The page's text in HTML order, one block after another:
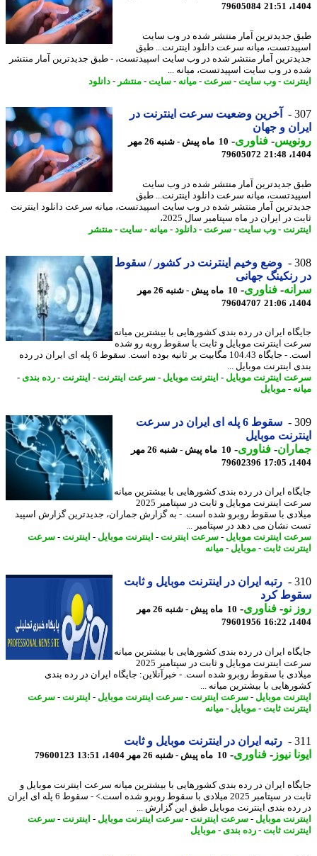
79605084
جدیدترین آمار منتشر شده در وب سایت
میانه سرعت دانلود اینترنت... طبق
آمار منتشر شده در وب سایت اسپیدتست، - طبق جدیدترین آمار منتشر
در وب سایت اسپیدتست، میانه ...
-وب سایت-سرعت -میانه-سایت-منتشر-دانلود
آخرین وضعیت سرعت اینترنت در
و جهان
-فناوری-
10 ماه پیش - شنبه 26 مهر
79605072
جدیدترین آمار منتشر شده در وب سایت
میانه سرعت دانلود اینترنت... طبق
آمار منتشر شده در وب سایت اسپیدتست، میانه سرعت دانلود اینترنت
در ایران در ماه سپتامبر سال 2025،
-وب سایت-سرعت -دانلود -میانه-سایت-منتشر
وضع وخیم اینترنت در کشور / سقوط
رنکینگ جهانی
- فناوری-
10 ماه پیش - شنبه 26 مهر
79604707
ایران در رده بندی کشورهایی با بیشترین میانه
اینترنت موبایل و ثابت با سقوط روبه رو شده
است. - جایگاه 104.43 مگابیت بر ثانیه بوده است. سقوط 6 پله ای ایران در رده
اینترنت موبایل ...
اینترنت موبایل-اینترنت موبایل-سرعت اینترنت-اینترنت-رده بندی -
-موبایل
سقوط 6 پله ای ایران در سرعت
موبایل
- فناوری-
10 ماه پیش - شنبه 26 مهر
79602396
ایران در رده بندی کشورهایی با بیشترین میانه
سرعت اینترنت موبایل و ثابت در سپتامبر 2025
با سقوط روبرو شده است. - به گزارش جماران، جدیدترین گزارش اسپید
نشان می دهد در سپتامبر ...
اینترنت موبایل-سرعت اینترنت-اینترنت موبایل-اینترنت-سرعت
ثابت-موبایل-میانه
رتبه ایران در اینترنت موبایل و ثابت
کرد
نو- فناوری-
10 ماه پیش - شنبه 26 مهر
79601956
ایران در رده بندی کشورهایی با بیشترین میانه
سرعت اینترنت موبایل و ثابت در سپتامبر 2025
با سقوط روبرو شده است. - خبرآنلاین: جایگاه ایران در رده بندی
با بیشترین میانه ...
موبایل-سرعت اینترنت-سرعت اینترنت موبایل-اینترنت-سرعت
ثابت-موبایل-میانه
رتبه ایران در اینترنت موبایل و ثابت
نیوز-فناوری- 10 ماه پیش - شنبه 26 مهر 1404، 13:51 79600123
ایران در رده بندی کشورهایی با بیشترین میانه سرعت اینترنت موبایل و
ثابت در سپتامبر 2025 میلادی با سقوط روبرو شده است.> - سقوط 6 پله ای ایران
بندی اینترنت موبایل طبق این گزارش ...
موبایل-سرعت اینترنت-سرعت اینترنت موبایل-اینترنت-سرعت
ثابت-رده بندی -موبایل